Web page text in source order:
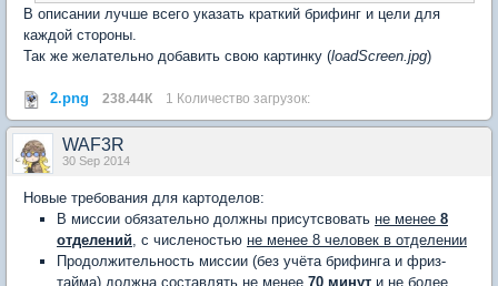
В описании лучше всего указать краткий брифинг и цели для
каждой стороны.
Так же желательно добавить свою картинку (loadScreen.jpg)
2.png 238.44К 1 Количество загрузок:
WAF3R
30 Sep 2014
Новые требования для картоделов:
В миссии обязательно должны присутсвовать не менее 8
отделений, с численостью не менее 8 человек в отделении
Продолжительность миссии (без учёта брифинга и фриз-
тайма) должна составлять не менее 70 минут и не более